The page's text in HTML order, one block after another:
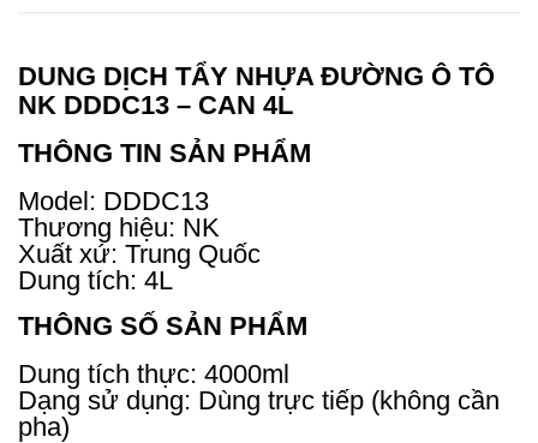
DUNG DỊCH TẨY NHỰA ĐƯỜNG Ô TÔ
NK DDDC13 – CAN 4L
THÔNG TIN SẢN PHẨM
Model: DDDC13
Thương hiệu: NK
Xuất xứ: Trung Quốc
Dung tích: 4L
THÔNG SỐ SẢN PHẨM
Dung tích thực: 4000ml
Dạng sử dụng: Dùng trực tiếp (không cần
pha)